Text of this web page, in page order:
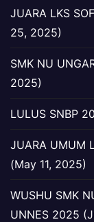
JUARA LKS
25, 2025)
SMK NU
2025)
LULUS SNBP
JUARA UMUM
(May 11, 2025)
WUSHU SMK
UNNES 2025